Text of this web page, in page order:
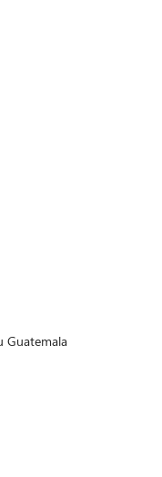
Guatemala